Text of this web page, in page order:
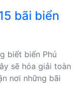
bãi biển
biết biển Phú
sẽ hóa giải toàn
nơi những bãi